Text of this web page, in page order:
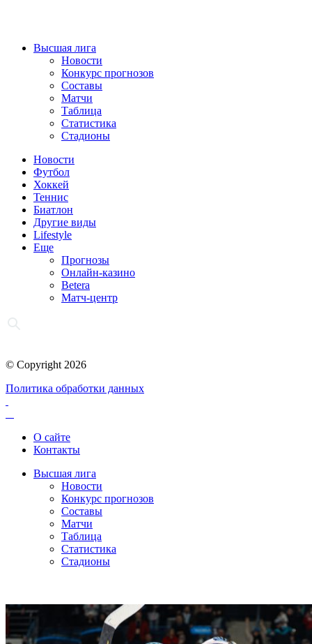
Высшая лига
Новости
Конкурс прогнозов
Составы
Матчи
Таблица
Статистика
Стадионы
Новости
Футбол
Хоккей
Теннис
Биатлон
Другие виды
Lifestyle
Еще
Прогнозы
Онлайн-казино
Betera
Матч-центр
© Copyright 2026
Политика обработки данных
О сайте
Контакты
Высшая лига
Новости
Конкурс прогнозов
Составы
Матчи
Таблица
Статистика
Стадионы